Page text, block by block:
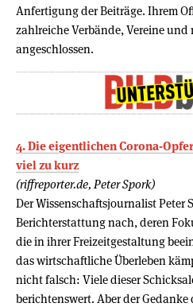
Anfertigung der Beiträge. Ihrem
zahlreiche Verbände, Vereine
angeschlossen.
4. Die eigentlichen Corona-
viel zu kurz
(riffreporter.de, Peter Spork)
Der Wissenschaftsjournalist Peter
Berichterstattung nach, deren
die in ihrer Freizeitgestaltung
das wirtschaftliche Überleben
nicht falsch: Viele dieser
berichtenswert. Aber der